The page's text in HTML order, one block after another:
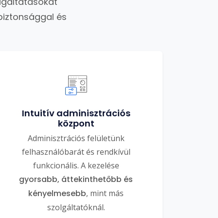
és
Intuitív adminisztrációs
központ
Adminisztrációs felületünk
felhasználóbarát és rendkívül
funkcionális. A kezelése
gyorsabb, áttekinthetőbb és
kényelmesebb, mint más
szolgáltatóknál.